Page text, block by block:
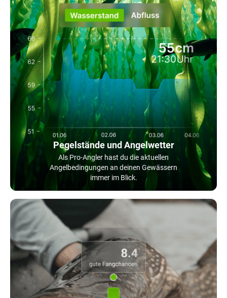
Pegelstände und Angelwetter
Als Pro-Angler hast du die aktuellen
Angelbedingungen an deinen Gewässern
immer im Blick.